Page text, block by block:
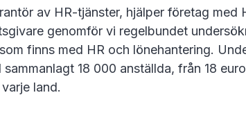
av HR-tjänster, hjälper företag
genomför vi regelbundet
finns med HR och lönehantering.
18 000 anställda, från 18
land.